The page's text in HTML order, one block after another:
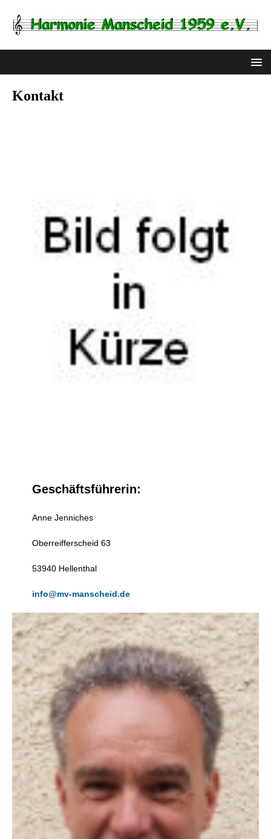
Kontakt
Geschäftsführerin:
Anne Jenniches
Oberreifferscheid 63
53940 Hellenthal
info@mv-manscheid.de